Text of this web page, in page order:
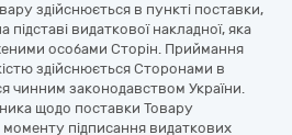
здійснюється в пункті поставки,
видаткової накладної, яка
особами Сторін. Приймання
здійснюється Сторонами в
чинним законодавством України.
щодо поставки Товару
підписання видаткових